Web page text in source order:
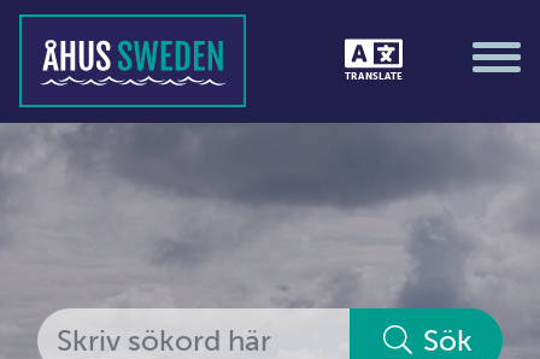
TRANSLATE
Tävlingar &amp; matcher
Alla medlemmar
Sök